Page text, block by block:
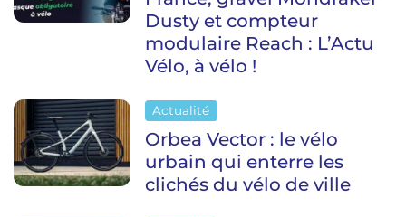
Dusty et compteur
modulaire Reach : L’Actu
Vélo, à vélo !
Actualité
Orbea Vector : le vélo
urbain qui enterre les
clichés du vélo de ville